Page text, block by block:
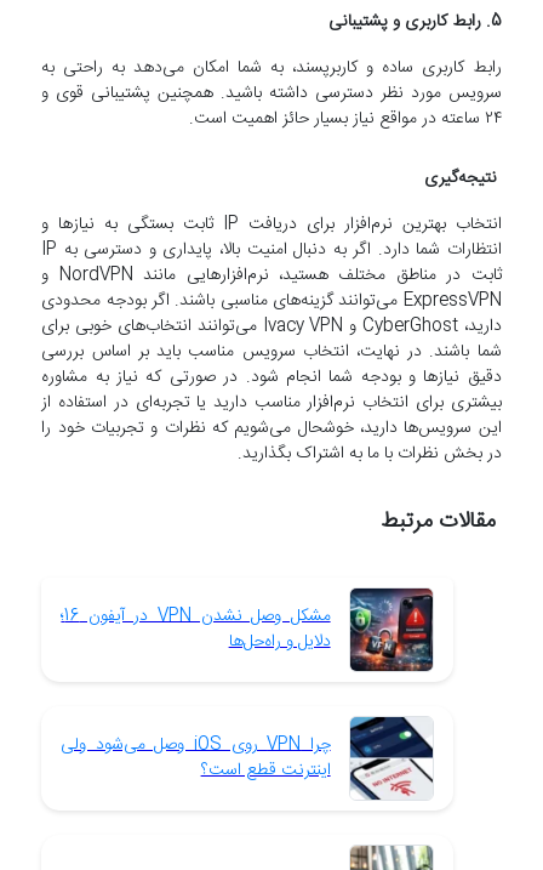
5. رابط کاربری و پشتیبانی
رابط کاربری ساده و کاربرپسند، به شما امکان می‌دهد به راحتی به
سرویس مورد نظر دسترسی داشته باشید. همچنین پشتیبانی قوی و
۲۴ ساعته در مواقع نیاز بسیار حائز اهمیت است.
نتیجه‌گیری
انتخاب بهترین نرم‌افزار برای دریافت IP ثابت بستگی به نیازها و
انتظارات شما دارد. اگر به دنبال امنیت بالا، پایداری و دسترسی به IP
ثابت در مناطق مختلف هستید، نرم‌افزارهایی مانند NordVPN و
ExpressVPN می‌توانند گزینه‌های مناسبی باشند. اگر بودجه محدودی
دارید، CyberGhost و Ivacy VPN می‌توانند انتخاب‌های خوبی برای
شما باشند. در نهایت، انتخاب سرویس مناسب باید بر اساس بررسی
دقیق نیازها و بودجه شما انجام شود. در صورتی که نیاز به مشاوره
بیشتری برای انتخاب نرم‌افزار مناسب دارید یا تجربه‌ای در استفاده از
این سرویس‌ها دارید، خوشحال می‌شویم که نظرات و تجربیات خود را
در بخش نظرات با ما به اشتراک بگذارید.
مقالات مرتبط
مشکل وصل نشدن VPN در آیفون 16؛
دلایل و راه‌حل‌ها
چرا VPN روی iOS وصل می‌شود ولی
اینترنت قطع است؟